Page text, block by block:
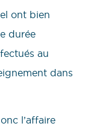
ont bien
durée
au
dans
l’affaire